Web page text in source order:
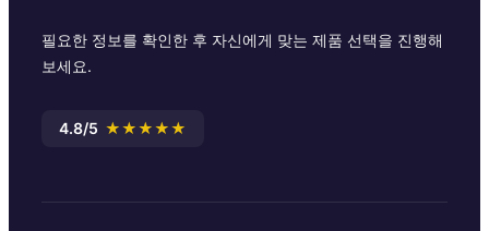
필요한 정보를 확인한 후 자신에게 맞는 제품 선택을 진행해
보세요.
4.8/5 ★★★★★